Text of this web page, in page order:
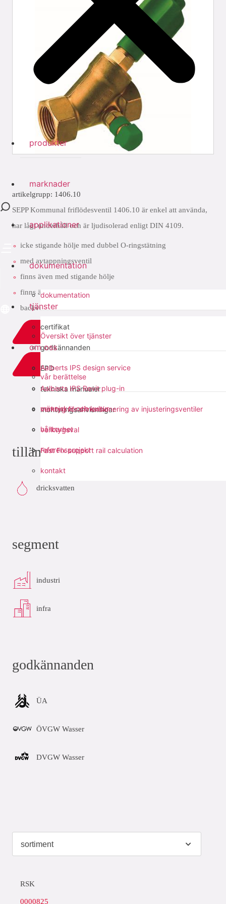
produkter
marknader
applikationer
dokumentation
dokumentation
certifikat
godkännanden
EPD
tekniska manualer
monteringsanvisningar
tjänster
Översikt över tjänster
Aalberts IPS design service
Aalberts IPS Revit plug-in
verktyg för dimensionering av injusteringsventiler
verktygsval
Fast Fix support rail calculation
om oss
vår berättelse
människor och kultur
hållbarhet
referensprojekt
kontakt
artikelgrupp: 1406.10
SEPP Kommunal friflödesventil 1406.10 är enkel att använda,
har lågt underhåll och är ljudisolerad enligt DIN 4109.
icke stigande hölje med dubbel O-ringstätning
med avtappningsventil
finns även med stigande hölje
finns även med KFE-hölje med integrerad
backventilfunktion.
ladda ner PDF
add to list
dela med sig:
tillämpningar
dricksvatten
segment
industri
infra
godkännanden
ÜA
ÖVGW Wasser
DVGW Wasser
RSK
0000825